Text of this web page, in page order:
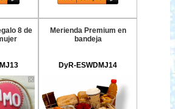
8 de
Merienda Premium en
bandeja
DyR-ESWDMJ14